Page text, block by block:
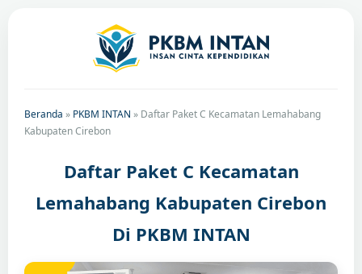
Beranda » PKBM INTAN » Daftar Paket C Kecamatan Lemahabang
Kabupaten Cirebon
Daftar Paket C Kecamatan
Lemahabang Kabupaten Cirebon
Di PKBM INTAN